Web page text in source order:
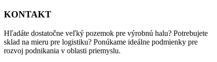
KONTAKT
Hľadáte dostatočne veľký pozemok pre výrobnú halu? Potrebujete
sklad na mieru pre logistiku? Ponúkame ideálne podmienky pre
rozvoj podnikania v oblasti priemyslu.